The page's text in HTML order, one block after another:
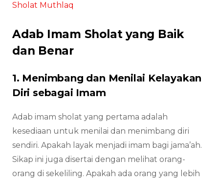
Sholat Muthlaq
Adab Imam Sholat yang Baik
dan Benar
1. Menimbang dan Menilai Kelayakan
Diri sebagai Imam
Adab imam sholat yang pertama adalah
kesediaan untuk menilai dan menimbang diri
sendiri. Apakah layak menjadi imam bagi jama’ah.
Sikap ini juga disertai dengan melihat orang-
orang di sekeliling. Apakah ada orang yang lebih